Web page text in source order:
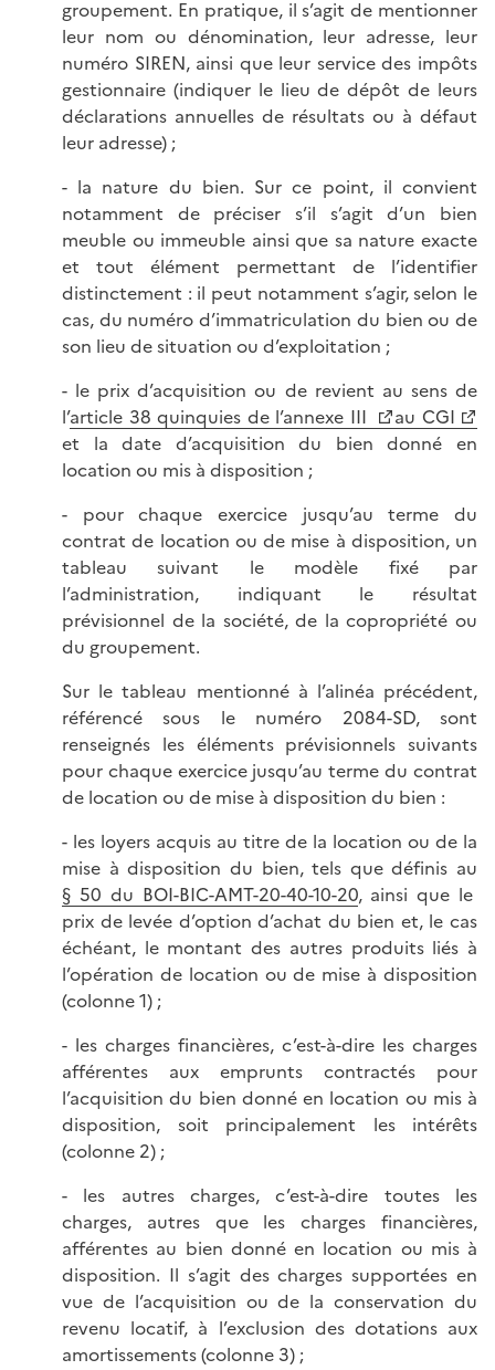
groupement. En pratique, il s’agit de mentionner
leur nom ou dénomination, leur adresse, leur
numéro SIREN, ainsi que leur service des impôts
gestionnaire (indiquer le lieu de dépôt de leurs
déclarations annuelles de résultats ou à défaut
leur adresse) ;
- la nature du bien. Sur ce point, il convient
notamment de préciser s’il s’agit d’un bien
meuble ou immeuble ainsi que sa nature exacte
et tout élément permettant de l’identifier
distinctement : il peut notamment s’agir, selon le
cas, du numéro d’immatriculation du bien ou de
son lieu de situation ou d’exploitation ;
- le prix d’acquisition ou de revient au sens de
l’article 38 quinquies de l’annexe III
au CGI
et la date d’acquisition du bien donné en
location ou mis à disposition ;
- pour chaque exercice jusqu’au terme du
contrat de location ou de mise à disposition, un
tableau suivant le modèle fixé par
l’administration, indiquant le résultat
prévisionnel de la société, de la copropriété ou
du groupement.
Sur le tableau mentionné à l’alinéa précédent,
référencé sous le numéro 2084-SD, sont
renseignés les éléments prévisionnels suivants
pour chaque exercice jusqu’au terme du contrat
de location ou de mise à disposition du bien :
- les loyers acquis au titre de la location ou de la
mise à disposition du bien, tels que définis au
§ 50 du BOI-BIC-AMT-20-40-10-20, ainsi que le
prix de levée d’option d’achat du bien et, le cas
échéant, le montant des autres produits liés à
l’opération de location ou de mise à disposition
(colonne 1) ;
- les charges financières, c’est-à-dire les charges
afférentes aux emprunts contractés pour
l’acquisition du bien donné en location ou mis à
disposition, soit principalement les intérêts
(colonne 2) ;
- les autres charges, c’est-à-dire toutes les
charges, autres que les charges financières,
afférentes au bien donné en location ou mis à
disposition. Il s’agit des charges supportées en
vue de l’acquisition ou de la conservation du
revenu locatif, à l’exclusion des dotations aux
amortissements (colonne 3) ;